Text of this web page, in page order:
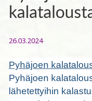
26.03.2024
Pyhäjoen
Pyhäjoen
lähetettyihin